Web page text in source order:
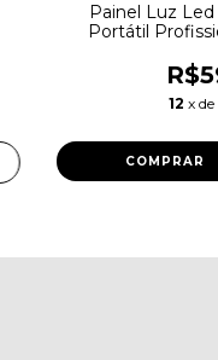
Painel Luz
Portátil
12 x de